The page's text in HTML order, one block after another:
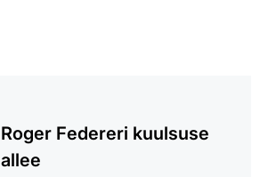
Roger Federeri kuulsuse
allee